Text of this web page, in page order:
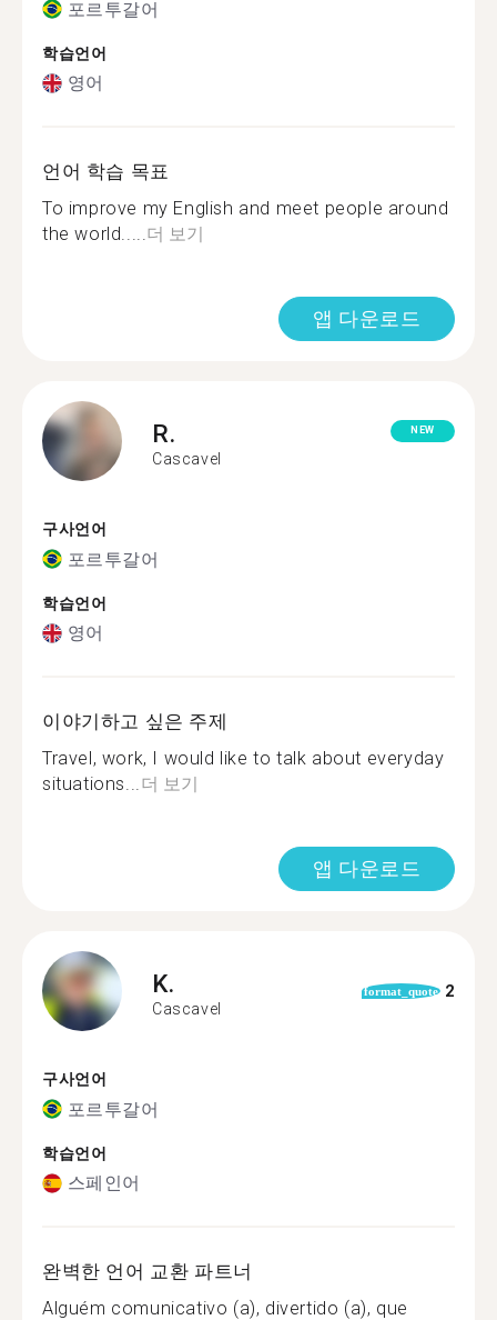
포르투갈어
학습언어
영어
언어 학습 목표
To improve my English and meet people around
the world.....더 보기
앱 다운로드
R.
Cascavel
NEW
구사언어
포르투갈어
학습언어
영어
이야기하고 싶은 주제
Travel, work, I would like to talk about everyday
situations...더 보기
앱 다운로드
K.
Cascavel
format_quote 2
구사언어
포르투갈어
학습언어
스페인어
완벽한 언어 교환 파트너
Alguém comunicativo (a), divertido (a), que